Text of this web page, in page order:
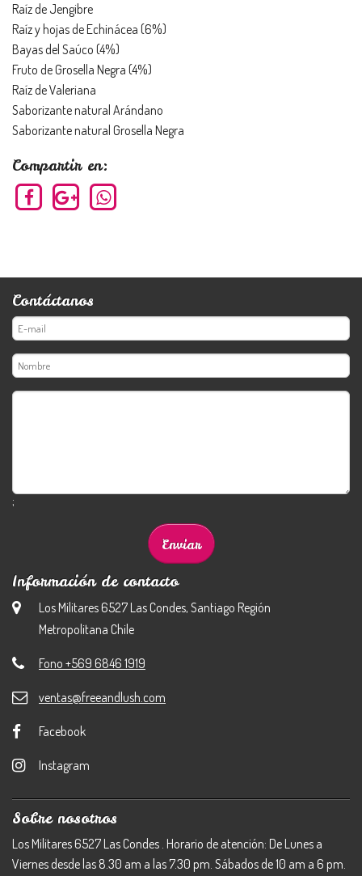
Raíz de Jengibre
Raíz y hojas de Echinácea (6%)
Bayas del Saúco (4%)
Fruto de Grosella Negra (4%)
Raíz de Valeriana
Saborizante natural Arándano
Saborizante natural Grosella Negra
Compartir en:
Contáctanos
;
Información de contacto
Los Militares 6527 Las Condes, Santiago Región
Metropolitana Chile
Fono +569 6846 1919
ventas@freeandlush.com
Facebook
Instagram
Sobre nosotros
Los Militares 6527 Las Condes . Horario de atención: De Lunes a
Viernes desde las 8.30 am a las 7.30 pm. Sábados de 10 am a 6 pm.